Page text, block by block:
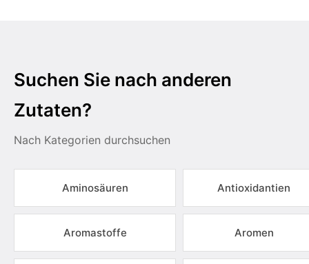
Suchen Sie nach anderen
Zutaten?
Nach Kategorien durchsuchen
Aminosäuren Antioxidantien
Aromastoffe Aromen